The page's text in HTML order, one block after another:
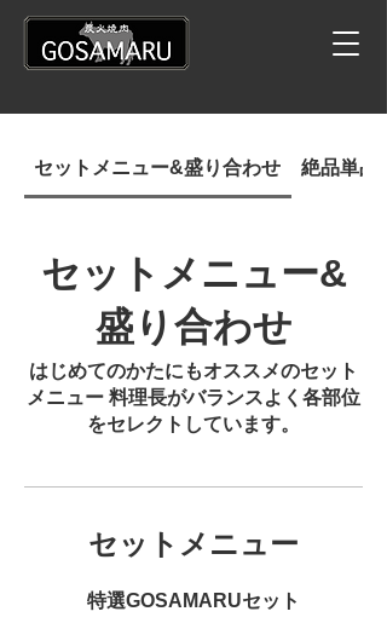
セットメニュー&盛り合わせ 絶品単品
セットメニュー&
盛り合わせ
はじめてのかたにもオススメのセット
メニュー 料理長がバランスよく各部位
をセレクトしています。
セットメニュー
特選GOSAMARUセット